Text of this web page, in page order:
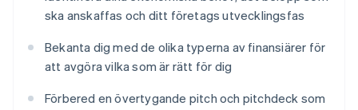
ska anskaffas och ditt företags utvecklingsfas
Bekanta dig med de olika typerna av finansiärer för
att avgöra vilka som är rätt för dig
Förbered en övertygande pitch och pitchdeck som